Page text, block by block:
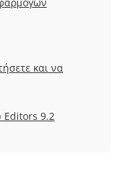
και να
Editors 9.2